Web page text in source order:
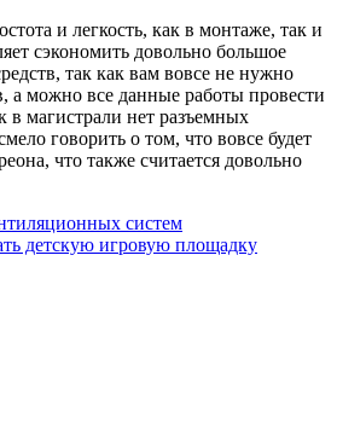
и легкость, как в монтаже, так и
сэкономить довольно большое
так как вам вовсе не нужно
а можно все данные работы провести
в магистрали нет разъемных
говорить о том, что вовсе будет
что также считается довольно
систем
детскую игровую площадку